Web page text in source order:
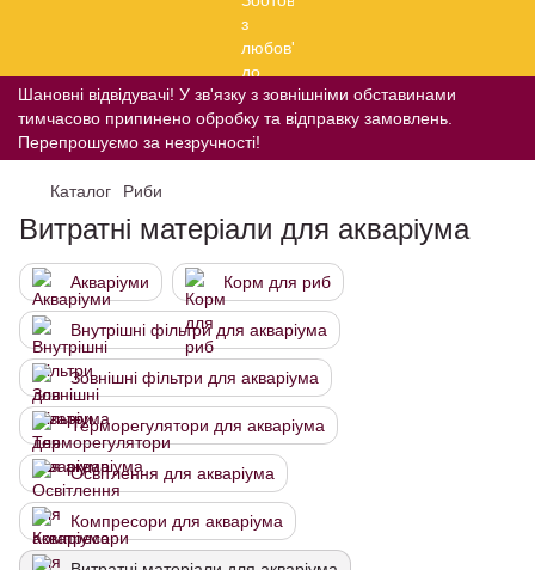
Шановні відвідувачі! У зв'язку з зовнішніми обставинами
тимчасово припинено обробку та відправку замовлень.
Перепрошуємо за незручності!
Каталог Риби
Витратні матеріали для акваріума
Акваріуми Корм для риб
Внутрішні фільтри для акваріума
Зовнішні фільтри для акваріума
Терморегулятори для акваріума
Освітлення для акваріума
Компресори для акваріума